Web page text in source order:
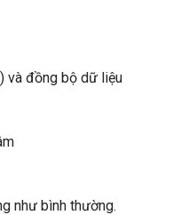
và đồng bộ dữ liệu
như bình thường.